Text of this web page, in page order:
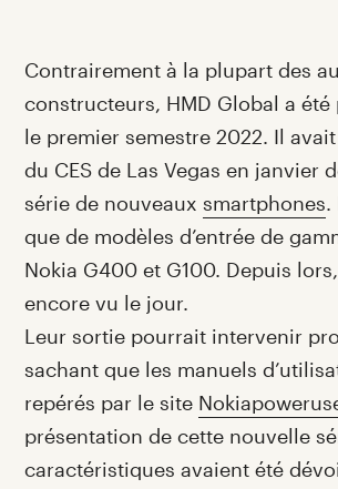
Introduction
Contrairement à la plupart des
constructeurs, HMD Global a
le premier semestre 2022. Il
du CES de Las Vegas en janvier
série de nouveaux smartphones.
que de modèles d’entrée de
Nokia G400 et G100. Depuis
encore vu le jour.
Leur sortie pourrait intervenir
sachant que les manuels
repérés par le site
présentation de cette nouvelle
caractéristiques avaient été